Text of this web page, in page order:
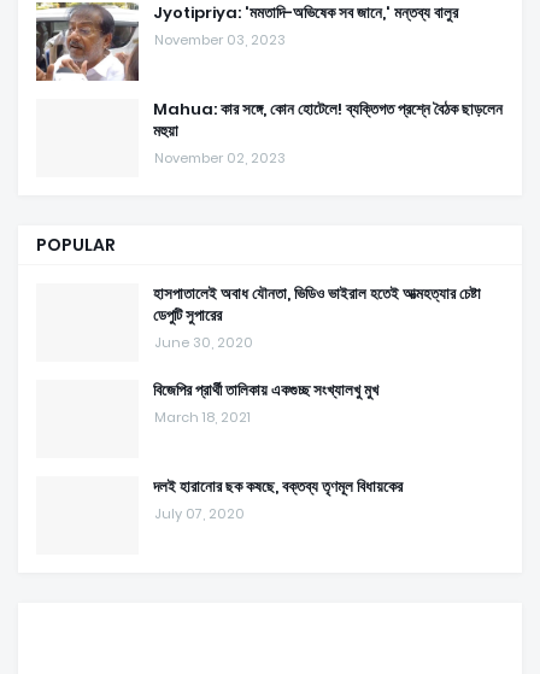
Jyotipriya: 'মমতাদি-অভিষেক সব জানে,' মন্তব্য বালুর
November 03, 2023
Mahua: কার সঙ্গে, কোন হোটেলে! ব্যক্তিগত প্রশ্নে বৈঠক ছাড়লেন
মহুয়া
November 02, 2023
POPULAR
হাসপাতালেই অবাধ যৌনতা, ভিডিও ভাইরাল হতেই আত্মহত্যার চেষ্টা
ডেপুটি সুপারের
June 30, 2020
বিজেপির প্রার্থী তালিকায় একগুচ্ছ সংখ্যালখু মুখ
March 18, 2021
দলই হারানোর ছক কষছে, বক্তব্য তৃণমূল বিধায়কের
July 07, 2020